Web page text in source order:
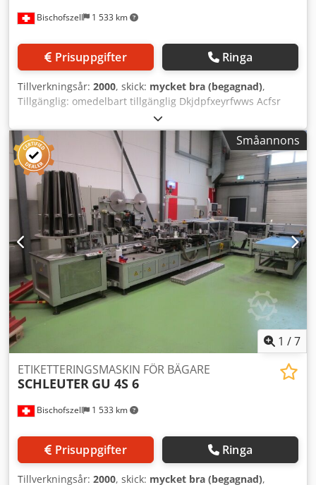
Bischofszell 1 533 km
Prisuppgifter Ringa
Tillverkningsår: 2000, skick: mycket bra (begagnad),
Tillgänglig: omedelbart tillgänglig Dkjdpfxeyrfwws Acfsr
Småannons
1 /7
Bischofszell 1 533 km
ETIKETTERINGSMASKIN FÖR BÄGARE
SCHLEUTER GU 4S 6
Prisuppgifter Ringa
Tillverkningsår: 2000, skick: mycket bra (begagnad),